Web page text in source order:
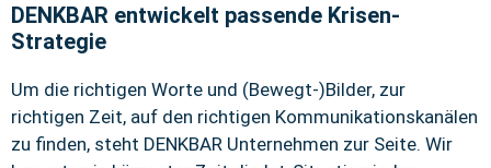
DENKBAR entwickelt passende Krisen-
Strategie
Um die richtigen Worte und (Bewegt-)Bilder, zur
richtigen Zeit, auf den richtigen Kommunikationskanälen
zu finden, steht DENKBAR Unternehmen zur Seite. Wir